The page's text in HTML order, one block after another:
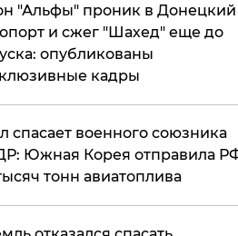
"Альфы" проник в Донецкий
и сжег "Шахед" еще до
опубликованы
кадры
спасает военного союзника
Южная Корея отправила
тонн авиатоплива